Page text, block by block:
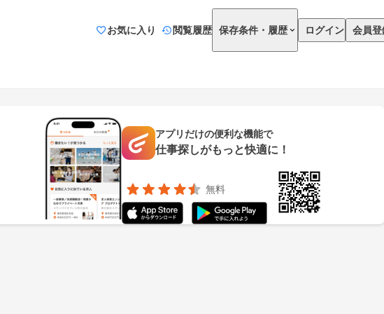
お気に入り 閲覧履歴 保存条件・履歴 ログイン 会員登
アプリだけの便利な機能で
仕事探しがもっと快適に！
無料